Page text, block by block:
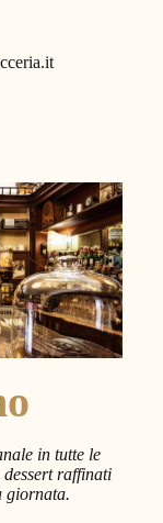
in tutte le
raffinati
giornata.